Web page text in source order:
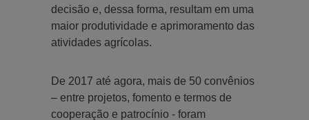
decisão e, dessa forma, resultam em uma
maior produtividade e aprimoramento das
atividades agrícolas.
De 2017 até agora, mais de 50 convênios
– entre projetos, fomento e termos de
cooperação e patrocínio - foram